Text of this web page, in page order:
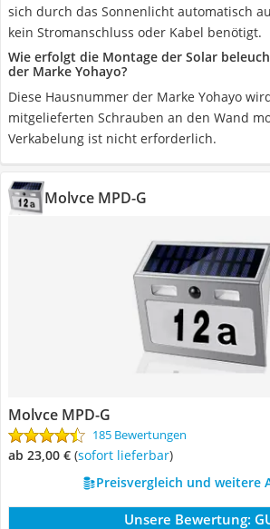
sich durch das Sonnenlicht automatisch
kein Stromanschluss oder Kabel benötigt.
Wie erfolgt die Montage der Solar
der Marke Yohayo?
Diese Hausnummer der Marke Yohayo
mitgelieferten Schrauben an den Wand
Verkabelung ist nicht erforderlich.
Molvce MPD-G
Molvce MPD-G
185 Bewertungen
ab 23,00 € ( Sofort lieferbar)
Preisvergleich und weitere
Unsere Bewertung: